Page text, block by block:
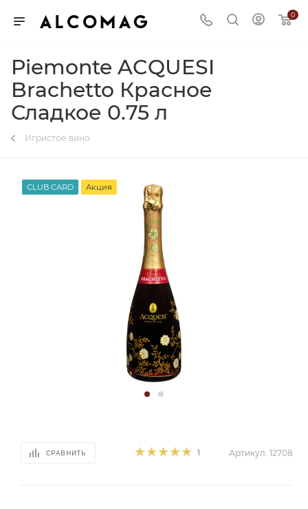
0
Piemonte ACQUESI
Brachetto Красное
Сладкое 0.75 л
Игристое вино
CLUB CARD Акция
СРАВНИТЬ 1 Артикул: 12708